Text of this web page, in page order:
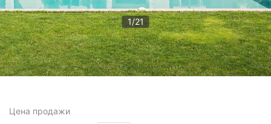
1/21
Цена продажи